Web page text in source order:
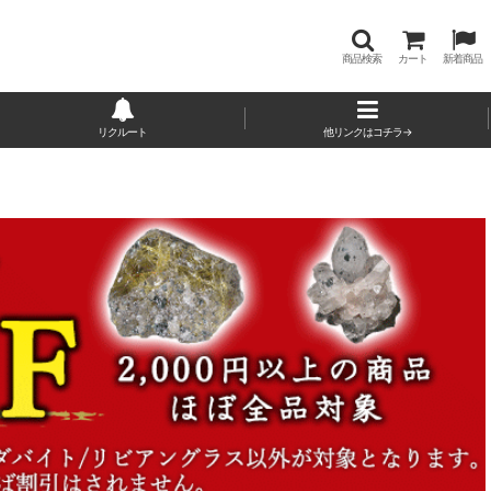
商品検索 カート 新着商品
リクルート 他リンクはコチラ→